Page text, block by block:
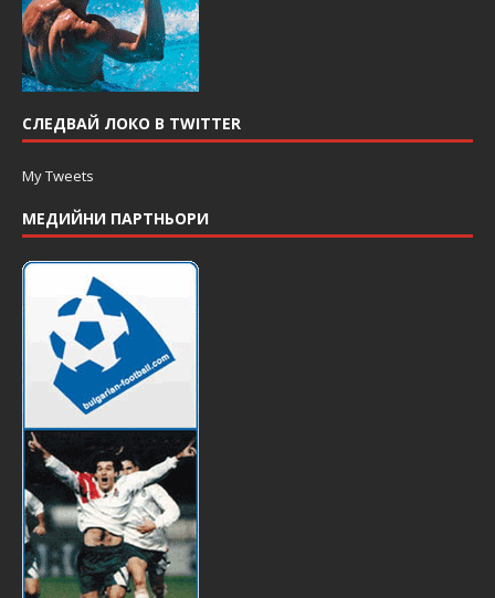
СЛЕДВАЙ ЛОКО В TWITTER
My Tweets
МЕДИЙНИ ПАРТНЬОРИ